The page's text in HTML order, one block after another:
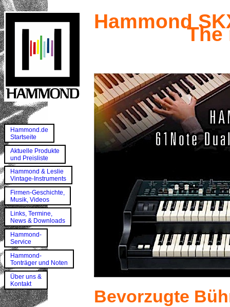
Hammond.de
Startseite
Aktuelle Produkte
und Preisliste
Hammond & Leslie
Vintage-Instruments
Firmen-Geschichte,
Musik, Videos
Links, Termine,
News & Downloads
Hammond-
Service
Hammond-
Tonträger und Noten
Über uns &
Kontakt
Hammond
The
Bevorzugte